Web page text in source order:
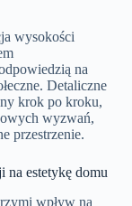
wysokości
na
Detaliczne
krok po kroku,
wyzwań,
przestrzenie.
na estetykę domu
wpływ na